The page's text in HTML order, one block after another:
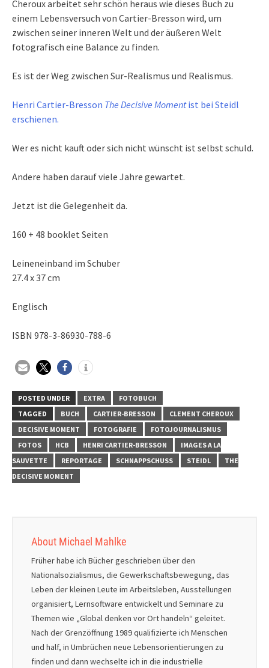
Cheroux arbeitet sehr schön heraus wie dieses Buch zu
einem Lebensversuch von Cartier-Bresson wird, um
zwischen seiner inneren Welt und der äußeren Welt
fotografisch eine Balance zu finden.
Es ist der Weg zwischen Sur-Realismus und Realismus.
Henri Cartier-Bresson The Decisive Momentist bei Steidl
erschienen.
Wer es nicht kauft oder sich nicht wünscht ist selbst schuld.
Andere haben darauf viele Jahre gewartet.
Jetzt ist die Gelegenheit da.
160 + 48 booklet Seiten
Leineneinband im Schuber
27.4 x 37 cm
Englisch
ISBN 978-3-86930-788-6
POSTED UNDER EXTRA
FOTOBUCH
TAGGED
BUCH CARTIER-BRESSON
CLEMENT CHEROUX
DECISIVE MOMENT
FOTOGRAFIE
FOTOJOURNALISMUS
FOTOS
HCB HENRI CARTIER-BRESSON
IMAGES A LA
SAUVETTE
REPORTAGE SCHNAPPSCHUSS STEIDL
THE
DECISIVE MOMENT
About Michael Mahlke
Früher habe ich Bücher geschrieben über den
Nationalsozialismus, die Gewerkschaftsbewegung, das
Leben der kleinen Leute im Arbeitsleben, Ausstellungen
organisiert, Lernsoftware entwickelt und Seminare zu
Themen wie „Global denken vor Ort handeln“ geleitet.
Nach der Grenzöffnung 1989 qualifizierte ich Menschen
und half, in Umbrüchen neue Lebensorientierungen zu
finden und dann wechselte ich in die industrielle